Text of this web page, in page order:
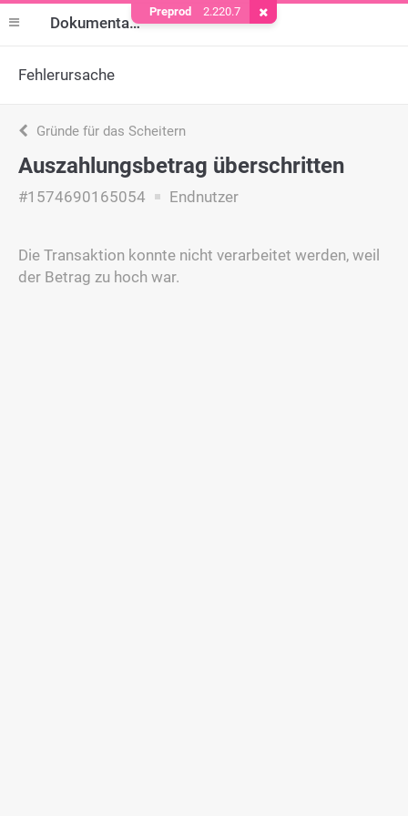
Dokumentation
Fehlerursache
Gründe für das Scheitern
Auszahlungsbetrag überschritten
#1574690165054 Endnutzer
Die Transaktion konnte nicht verarbeitet werden, weil
der Betrag zu hoch war.
Preprod 2.220.7 Cookie entfernen